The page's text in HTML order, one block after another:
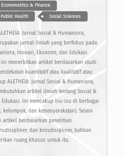
Econometrics & Finance
Public Health Social Sciences
Jurnal Sosial & Humaniora,
jurnal ilmiah yang berfokus pada
Inovasi, Ekonomi, dan Edukasi
ini menerbitkan artikel berdasarkan studi
kuantitatif atau kualitatif atau
ALETHEIA: Jurnal Sosial & Humaniora,
artikel ilmiah tentang Sosial &
Ini mencakup isu-isu di berbagai
dan kemasyarakatan). Selain
artikel berdasarkan penelitian
dan krosdisipliner, bahkan
ruang khusus untuk itu.